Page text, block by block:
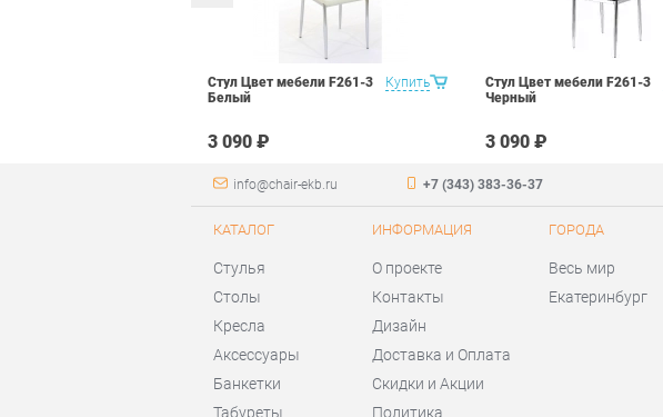
Купить
Стул Цвет мебели F261-3
Белый
3 090 ₽
Стул Цвет мебели F261-3
Черный
3 090 ₽
info@chair-ekb.ru +7 (343) 383-36-37
КАТАЛОГ
Стулья
Столы
Кресла
Аксессуары
Банкетки
Табуреты
ИНФОРМАЦИЯ
О проекте
Контакты
Дизайн
Доставка и Оплата
Скидки и Акции
Политика
ГОРОДА
Весь мир
Екатеринбург